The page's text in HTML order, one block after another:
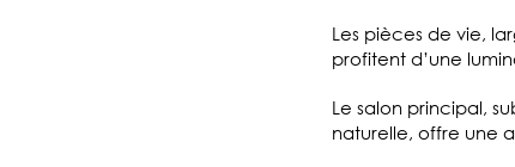
Les pièces de vie,
profitent d’une
Le salon principal,
naturelle, offre une